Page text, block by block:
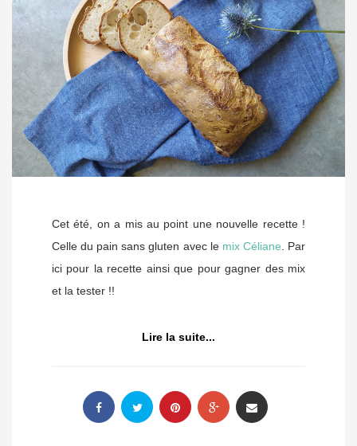
Cet été, on a mis au point une nouvelle recette !
Celle du pain sans gluten avec le mix Céliane. Par
ici pour la recette ainsi que pour gagner des mix
et la tester !!
Lire la suite...